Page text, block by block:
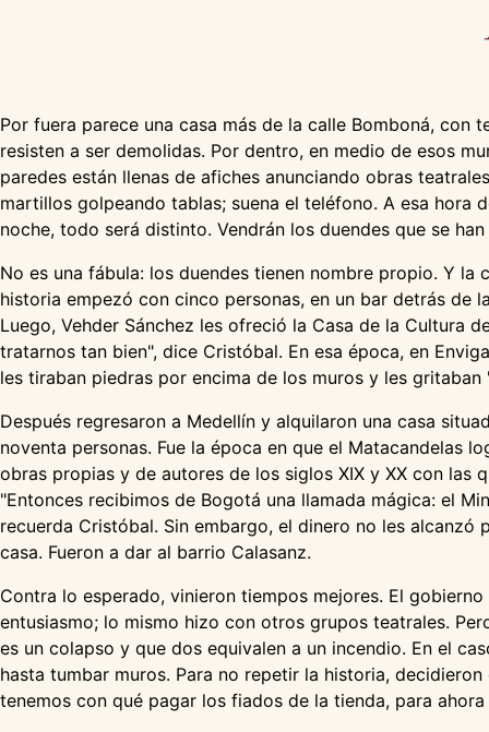
Por fuera parece una casa más de la calle Bomboná,
resisten a ser demolidas. Por dentro, en medio de esos
paredes están llenas de afiches anunciando obras
martillos golpeando tablas; suena el teléfono. A esa hora
noche, todo será distinto. Vendrán los duendes que se
No es una fábula: los duendes tienen nombre propio. Y
historia empezó con cinco personas, en un bar detrás de
Luego, Vehder Sánchez les ofreció la Casa de la Cultura
tratarnos tan bien", dice Cristóbal. En esa época, en
les tiraban piedras por encima de los muros y les
Después regresaron a Medellín y alquilaron una casa
noventa personas. Fue la época en que el Matacandelas
obras propias y de autores de los siglos XIX y XX con las
"Entonces recibimos de Bogotá una llamada mágica: el
recuerda Cristóbal. Sin embargo, el dinero no les
casa. Fueron a dar al barrio Calasanz.
Contra lo esperado, vinieron tiempos mejores. El
entusiasmo; lo mismo hizo con otros grupos teatrales.
es un colapso y que dos equivalen a un incendio. En el
hasta tumbar muros. Para no repetir la historia,
tenemos con qué pagar los fiados de la tienda, para